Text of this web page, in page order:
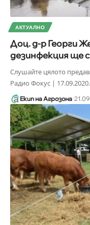
АКТУАЛНО
Доц. д-р Георги
дезинфекция ще
Слушайте цялото
Радио Фокус | 17.09.2020
Екип на Агрозона